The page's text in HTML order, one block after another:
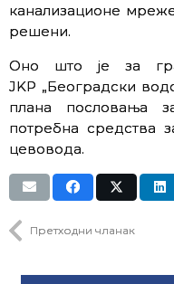
канализационе
решени.
Оно што је за
JKP „Београдски
плана пословања
потребна средства
цевовода.
Претходни чланак